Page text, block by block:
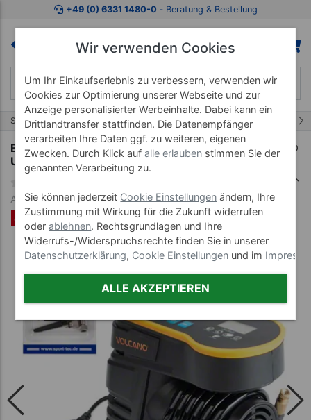
Zum Kaufbereich springen Zur Produktbeschreibung
+49 (0) 6331 1480-0 ‐ Beratung & Bestellung
Start Bällezubehör Ballpumpen
Ballkompressor PM500, 220-240 V, 2 Bar, inkl.
Universal Ventil-Set, 5-tlg.
Art-Nr. 09413
SET %
Wir verwenden Cookies
Um Ihr Einkaufserlebnis zu verbessern, verwenden wir
Cookies zur Optimierung unserer Webseite und zur
Anzeige personalisierter Werbeinhalte. Dabei kann ein
Drittlandtransfer stattfinden. Die Datenempfänger
verarbeiten Ihre Daten ggf. zu weiteren, eigenen
Zwecken. Durch Klick aufalle erlauben stimmen Sie der
genannten Verarbeitung zu.
Sie können jederzeit Cookie Einstellungen ändern, Ihre
Zustimmung mit Wirkung für die Zukunft widerrufen
oderablehnen. Rechtsgrundlagen und Ihre
Widerrufs-/Widerspruchsrechte finden Sie in unserer
Datenschutzerklärung, Cookie Einstellungen und im
ALLE AKZEPTIEREN